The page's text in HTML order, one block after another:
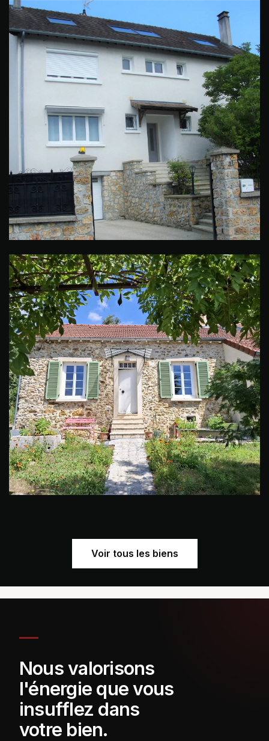
Voir tous les biens
Nous valorisons
l'énergie que vous
insufflez dans
votre bien.